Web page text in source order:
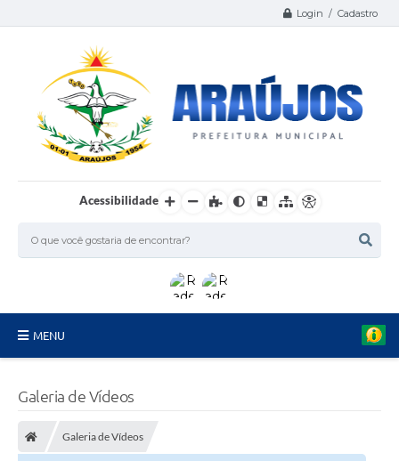
Login / Cadastro
Acessibilidade
MENU
Lei Aldir Blanc 2026
Galeria de Vídeos
Galeria de Vídeos